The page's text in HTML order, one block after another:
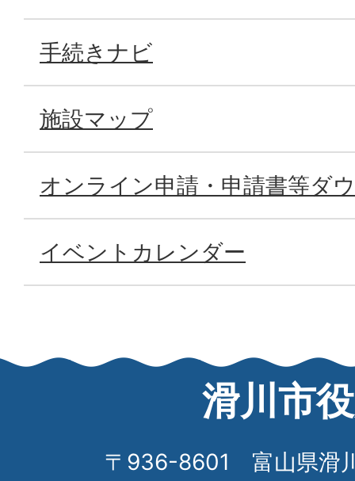
手続きナビ
施設マップ
オンライン申請・申請書等ダ
イベントカレンダー
滑川市
〒936-8601 富山県滑